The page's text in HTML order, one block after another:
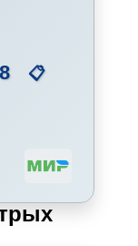
📋